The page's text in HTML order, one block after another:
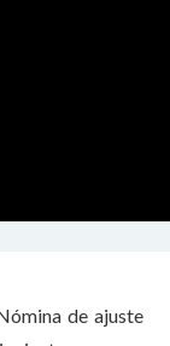
de ajuste